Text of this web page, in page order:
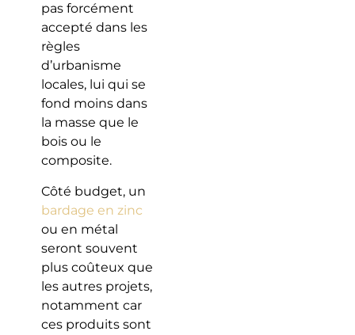
pas forcément
accepté dans les
règles
d’urbanisme
locales, lui qui se
fond moins dans
la masse que le
bois ou le
composite.
Côté budget, un
bardage en zinc
ou en métal
seront souvent
plus coûteux que
les autres projets,
notamment car
ces produits sont